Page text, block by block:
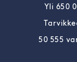
Yli 650
50 555